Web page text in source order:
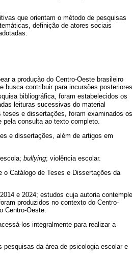
que orientam o método de pesquisas
definição de atores sociais
a produção do Centro-Oeste brasileiro
busca contribuir para incursões posteriores
bibliográfica, foram estabelecidos os
leituras sucessivas do material
teses e dissertações, foram examinados os
pela consulta ao texto completo.
e dissertações, além de artigos em
bullying; violência escolar.
Catálogo de Teses e Dissertações da
e 2024; estudos cuja autoria contemple,
produzidos no contexto do Centro-
Centro-Oeste.
los integralmente para realizar a
da área de psicologia escolar e